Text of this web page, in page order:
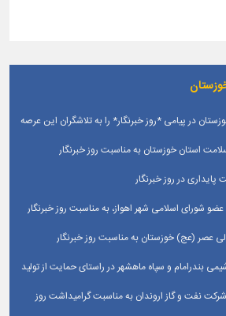
در پیامی *روز خبرنگار* را به تلاشگران این عرصه
استان خوزستان به مناسبت روز خبرنگار
در روز خبرنگار
شورای اسلامی شهر اهواز، به مناسبت روز خبرنگار
عصر (عج) خوزستان به مناسبت روز خبرنگار
بندرامام و سپاه ماهشهر در راستای حمایت از تولید
نفت و گاز اروندان به مناسبت گرامیداشت روز